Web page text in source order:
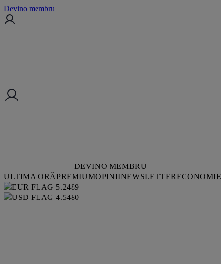
Devino membru
DEVINO MEMBRU
ULTIMA ORĂPREMIUMOPINIINEWSLETTERECONOMIE
5.2489
4.5480